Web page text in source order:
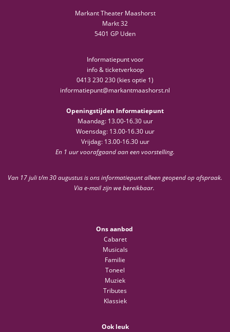
Markant Theater Maashorst
Markt 32
5401 GP Uden
Informatiepunt voor
info & ticketverkoop
0413 230 230 (kies optie 1)
informatiepunt@markantmaashorst.nl
Openingstijden Informatiepunt
Maandag: 13.00-16.30 uur
Woensdag: 13.00-16.30 uur
Vrijdag: 13.00-16.30 uur
En 1 uur voorafgaand aan een voorstelling.
Van 17 juli t/m 30 augustus is ons informatiepunt alleen geopend op afspraak.
Via e-mail zijn we bereikbaar.
Ons aanbod
Cabaret
Musicals
Familie
Toneel
Muziek
Tributes
Klassiek
Ook leuk